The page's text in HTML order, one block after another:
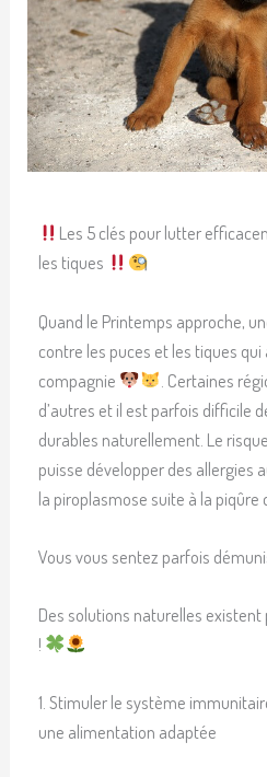
Les 5 clés pour lutter
les tiques
Quand le Printemps approche,
contre les puces et les tiques
compagnie
. Certaines
d’autres et il est parfois difficile
durables naturellement. Le
puisse développer des allergies
la piroplasmose suite à la piqûre
Vous vous sentez parfois
Des solutions naturelles
!
1. Stimuler le système
une alimentation adaptée